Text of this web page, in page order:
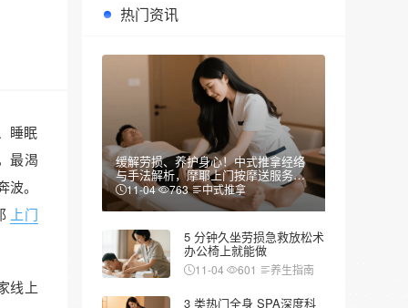
睡眠
最渴
。
上门
线上
热门资讯
缓解劳损、养护身心！中式推拿经络
与手法解析，摩耶上门按摩送服务到
家11-04 763 中式推拿
5 分钟久坐劳损急救放松术
办公椅上就能做
11-04 601 养生指南
3 类热门全身 SPA深度科